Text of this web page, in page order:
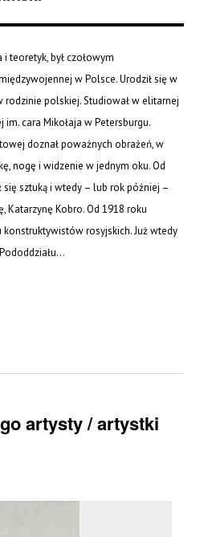
i teoretyk, był czołowym
w Polsce. Urodził się w
rodzinie polskiej. Studiował w elitarnej
cara Mikołaja w Petersburgu.
doznał poważnych obrażeń, w
nogę i widzenie w jednym oku. Od
sztuką i wtedy – lub rok później –
Katarzynę Kobro. Od 1918 roku
konstruktywistów rosyjskich. Już wtedy
artysty / artystki